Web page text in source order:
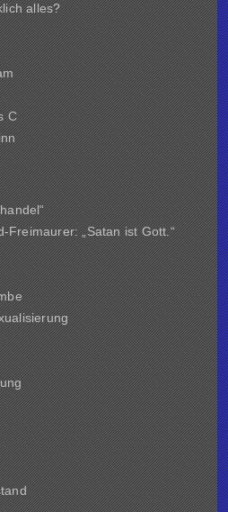
alles?
C
Freimaurer: „Satan ist Gott.“